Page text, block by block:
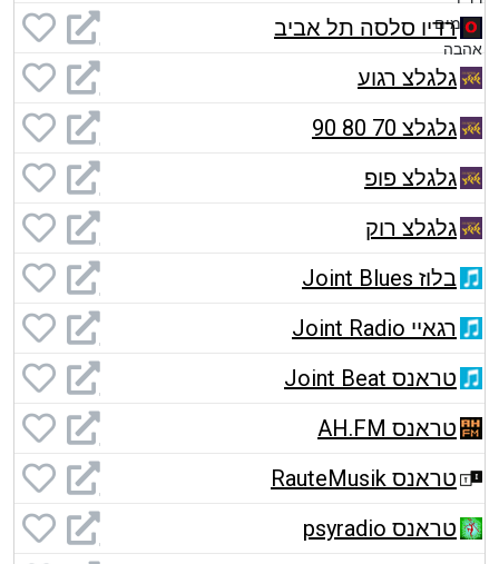
רדיו סלסה תל אביב
גלגלצ רגוע
גלגלצ 70 80 90
גלגלצ פופ
גלגלצ רוק
בלוז Joint Blues
רגאיי Joint Radio
טראנס Joint Beat
טראנס AH.FM
טראנס RauteMusik
טראנס psyradio